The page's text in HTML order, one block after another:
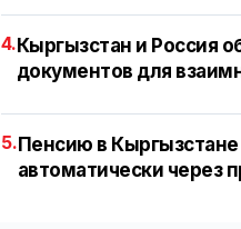
4.Кыргызстан и Россия
документов для
5.Пенсию в Кыргызстане
автоматически через